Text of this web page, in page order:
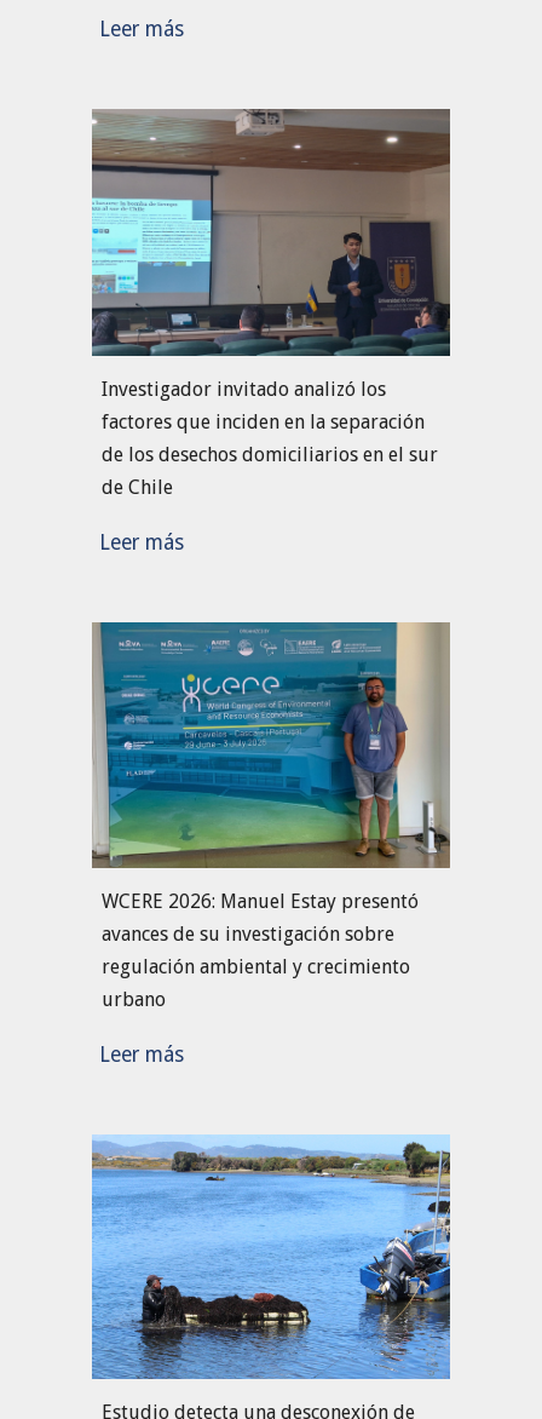
Leer más
Investigador invitado analizó los
factores que inciden en la separación
de los desechos domiciliarios en el sur
de Chile
Leer más
WCERE 2026: Manuel Estay presentó
avances de su investigación sobre
regulación ambiental y crecimiento
urbano
Leer más
Estudio detecta una desconexión de